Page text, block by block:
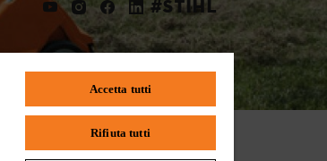
#STIHL
Accetta tutti
Rifiuta tutti